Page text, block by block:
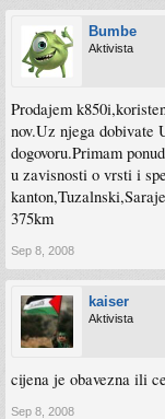
Bumbe
Aktivista
Prodajem
nov.Uz njega dobivate
dogovoru.Primam
u zavisnosti o vrsti i
375km
Sep 8, 2008
kaiser
Aktivista
cijena je obavezna ili
Sep 8, 2008